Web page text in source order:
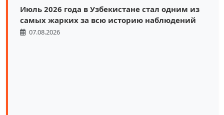
Июль 2026 года в Узбекистане стал одним из
самых жарких за всю историю наблюдений
07.08.2026